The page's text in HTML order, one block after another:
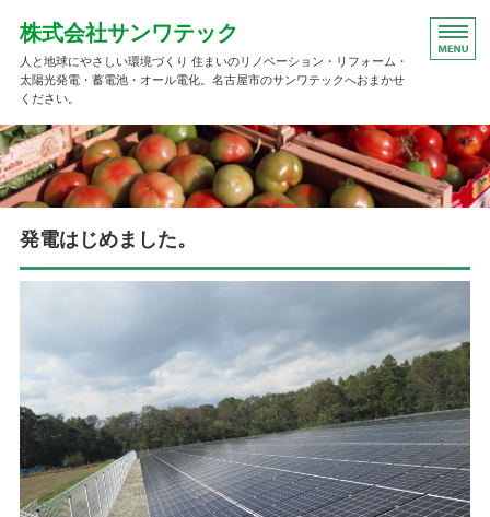
株式会社サンワテック
人と地球にやさしい環境づくり 住まいのリノベーション・リフォーム・
太陽光発電・蓄電池・オール電化。名古屋市のサンワテックへおまかせ
ください。
HOME
太陽光発電事業
住宅事業
会社概要
発電はじめました。